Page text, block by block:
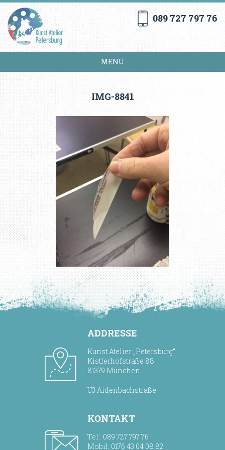
089 727 797 76
MENÜ
IMG-8841
ADDRESSE
Kunst Atelier „Petersburg“
Kistlerhofstraße 88
81379 München
U3 Aidenbachstraße
KONTAKT
Tel.: 089 727 797 76
Mobil: 0176 43 04 08 82